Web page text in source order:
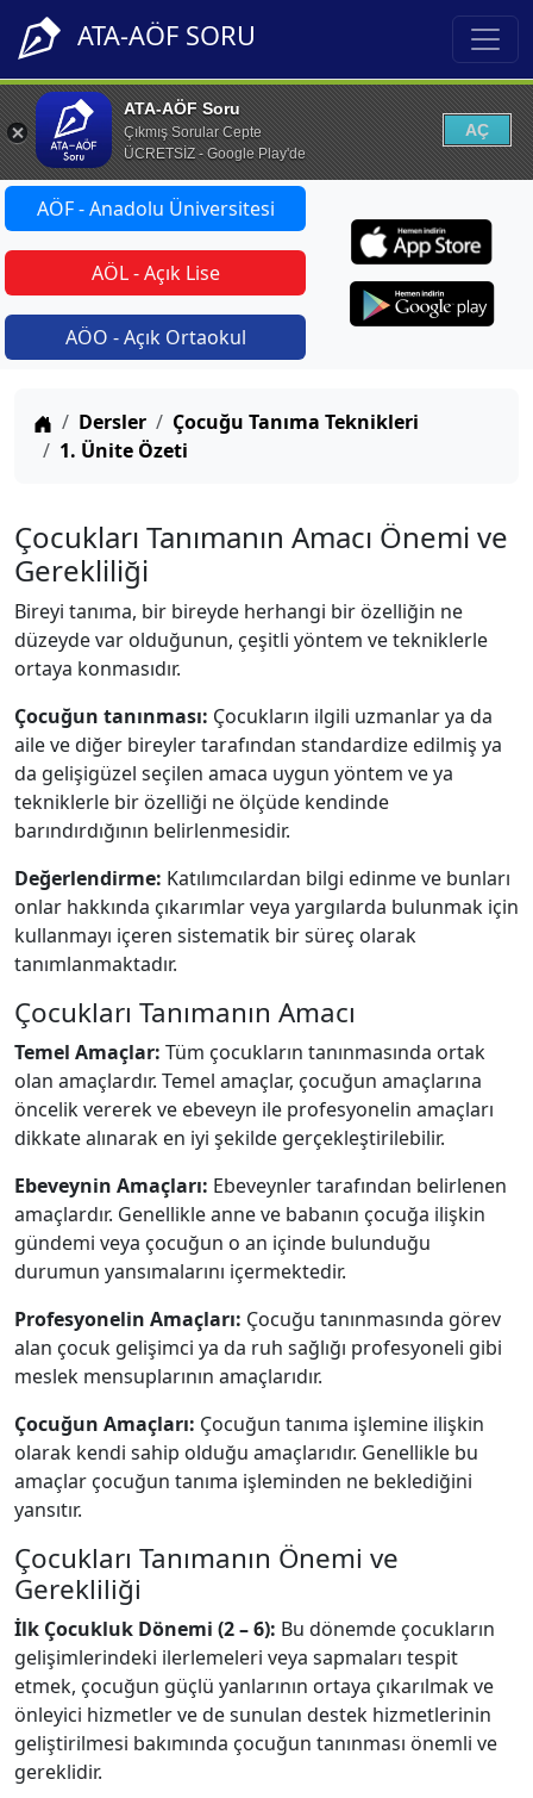
ATA-AÖF SORU
ATA-AÖF Soru
Çıkmış Sorular Cepte
ÜCRETSİZ - Google Play'de
AÇ
AÖF - Anadolu Üniversitesi
AÖL - Açık Lise
AÖO - Açık Ortaokul
Anasayfa
Dersler
Çocuğu Tanıma Teknikleri
1. Ünite Özeti
Çocukları Tanımanın Amacı Önemi ve
Gerekliliği
Bireyi tanıma, bir bireyde herhangi bir özelliğin ne
düzeyde var olduğunun, çeşitli yöntem ve tekniklerle
ortaya konmasıdır.
Çocuğun tanınması: Çocukların ilgili uzmanlar ya da
aile ve diğer bireyler tarafından standardize edilmiş ya
da gelişigüzel seçilen amaca uygun yöntem ve ya
tekniklerle bir özelliği ne ölçüde kendinde
barındırdığının belirlenmesidir.
Değerlendirme: Katılımcılardan bilgi edinme ve bunları
onlar hakkında çıkarımlar veya yargılarda bulunmak için
kullanmayı içeren sistematik bir süreç olarak
tanımlanmaktadır.
Çocukları Tanımanın Amacı
Temel Amaçlar: Tüm çocukların tanınmasında ortak
olan amaçlardır. Temel amaçlar, çocuğun amaçlarına
öncelik vererek ve ebeveyn ile profesyonelin amaçları
dikkate alınarak en iyi şekilde gerçekleştirilebilir.
Ebeveynin Amaçları: Ebeveynler tarafından belirlenen
amaçlardır. Genellikle anne ve babanın çocuğa ilişkin
gündemi veya çocuğun o an içinde bulunduğu
durumun yansımalarını içermektedir.
Profesyonelin Amaçları: Çocuğu tanınmasında görev
alan çocuk gelişimci ya da ruh sağlığı profesyoneli gibi
meslek mensuplarının amaçlarıdır.
Çocuğun Amaçları: Çocuğun tanıma işlemine ilişkin
olarak kendi sahip olduğu amaçlarıdır. Genellikle bu
amaçlar çocuğun tanıma işleminden ne beklediğini
yansıtır.
Çocukları Tanımanın Önemi ve
Gerekliliği
İlk Çocukluk Dönemi (2 – 6): Bu dönemde çocukların
gelişimlerindeki ilerlemeleri veya sapmaları tespit
etmek, çocuğun güçlü yanlarının ortaya çıkarılmak ve
önleyici hizmetler ve de sunulan destek hizmetlerinin
geliştirilmesi bakımında çocuğun tanınması önemli ve
gereklidir.